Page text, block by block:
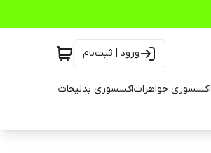
ورود | ثبت‌نام
اکسسوری جواهراتاکسسوری بدلیجات